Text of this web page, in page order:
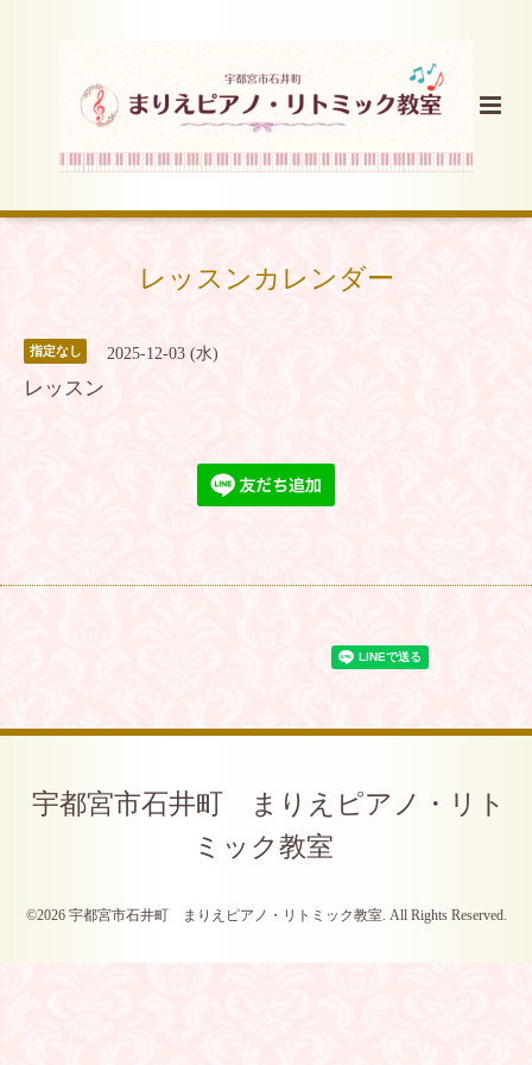
レッスンカレンダー
指定なし 2025-12-03 (水)
レッスン
宇都宮市石井町 まりえピアノ・リト
ミック教室
©2026 宇都宮市石井町 まりえピアノ・リトミック教室. All Rights Reserved.